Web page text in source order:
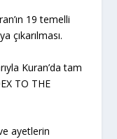
19 temelli
çıkarılması.
Kuran’da tam
TO THE
ayetlerin